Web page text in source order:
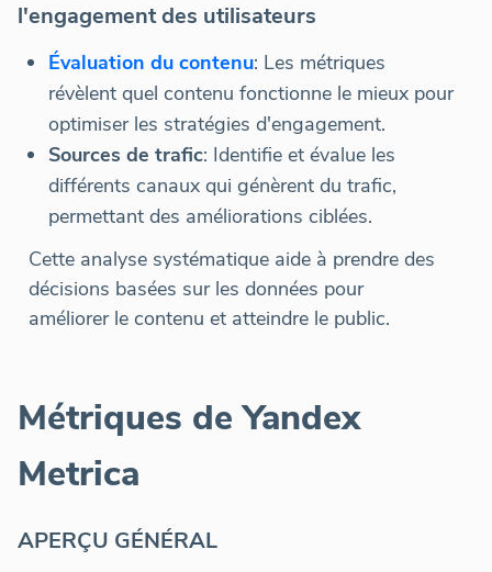
l'engagement des utilisateurs
Évaluation du contenu: Les métriques
révèlent quel contenu fonctionne le mieux pour
optimiser les stratégies d'engagement.
Sources de trafic: Identifie et évalue les
différents canaux qui génèrent du trafic,
permettant des améliorations ciblées.
Cette analyse systématique aide à prendre des
décisions basées sur les données pour
améliorer le contenu et atteindre le public.
Métriques de Yandex
Metrica
APERÇU GÉNÉRAL